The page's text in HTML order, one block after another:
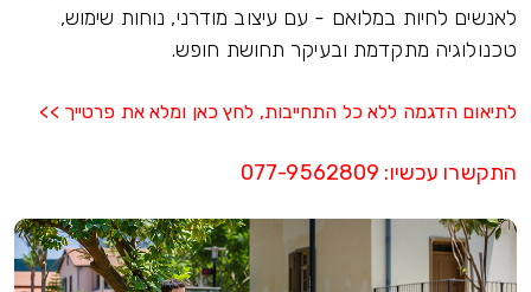
לאנשים לחיות במלואם - עם עיצוב מודרני, נוחות שימוש,
טכנולוגיה מתקדמת ובעיקר תחושת חופש.
לתיאום הדגמה ללא כל התחייבות, לחץ כאן ומלא את פרטייך >>
התקשרו עכשיו:
077-9562809